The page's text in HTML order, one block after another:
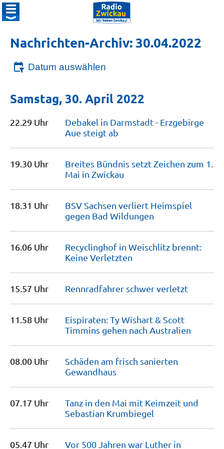
Nachrichten-Archiv: 30.04.2022
Datum auswählen
Samstag, 30. April 2022
22.29 Uhr
Debakel in Darmstadt - Erzgebirge
Aue steigtab
19.30 Uhr
Breites Bündnis setzt Zeichen zum 1.
Mai in Zwickau
18.31 Uhr
BSV Sachsen verliert Heimspiel
gegen Bad Wildungen
16.06 Uhr
Recyclinghof in Weischlitz brennt:
Keine Verletzten
15.57 Uhr Rennradfahrer schwerverletzt
11.58 Uhr
Eispiraten: Ty Wishart & Scott
Timmins gehen nach Australien
08.00 Uhr
Schäden am frisch sanierten
Gewandhaus
07.17 Uhr
Tanz in den Mai mit Keimzeit und
Sebastian Krumbiegel
05.47 Uhr Vor 500 Jahren war Luther in